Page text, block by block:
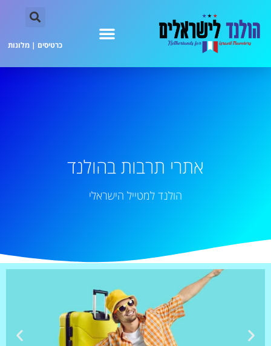
כרטיסים | מלונות
אתרי תרבות בהולנד
הולנד למטייל הישראלי